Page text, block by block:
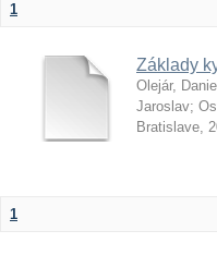
1
Základy
Olejár, Daniel
Jaroslav;
Bratislave,
1